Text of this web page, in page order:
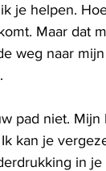
je helpen.
Maar dat
weg naar
pad niet.
kan je
in